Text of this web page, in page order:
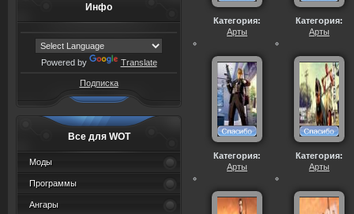
Инфо
Powered by Translate
Подписка
Все для WOT
Моды
Программы
Ангары
Категория:
Арты
Категория:
Арты
Категория:
Арты
Категория:
Арты